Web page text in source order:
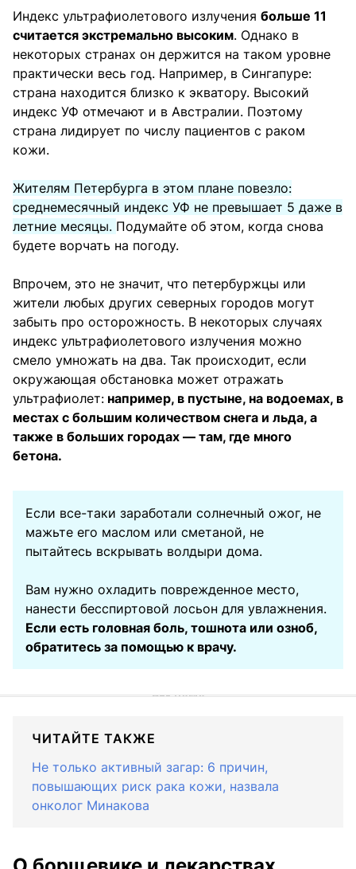
Индекс ультрафиолетового излучения больше 11
считается экстремально высоким. Однако в
некоторых странах он держится на таком уровне
практически весь год. Например, в Сингапуре:
страна находится близко к экватору. Высокий
индекс УФ отмечают и в Австралии. Поэтому
страна лидирует по числу пациентов с раком
кожи.
Жителям Петербурга в этом плане повезло:
среднемесячный индекс УФ не превышает 5 даже в
летние месяцы. Подумайте об этом, когда снова
будете ворчать на погоду.
Впрочем, это не значит, что петербуржцы или
жители любых других северных городов могут
забыть про осторожность. В некоторых случаях
индекс ультрафиолетового излучения можно
смело умножать на два. Так происходит, если
окружающая обстановка может отражать
ультрафиолет: например, в пустыне, на водоемах, в
местах с большим количеством снега и льда, а
также в больших городах — там, где много
бетона.
Если все-таки заработали солнечный ожог, не
мажьте его маслом или сметаной, не
пытайтесь вскрывать волдыри дома.
Вам нужно охладить поврежденное место,
нанести бесспиртовой лосьон для увлажнения.
Если есть головная боль, тошнота или озноб,
обратитесь за помощью к врачу.
ЧИТАЙТЕ ТАКЖЕ
Не только активный загар: 6 причин,
повышающих риск рака кожи, назвала
онколог Минакова